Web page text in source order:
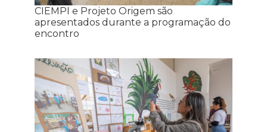
CIEMPI e Projeto Origem são
apresentados durante a programação do
encontro